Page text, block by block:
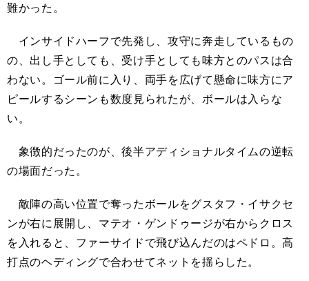
難かった。
インサイドハーフで先発し、攻守に奔走しているもの
の、出し手としても、受け手としても味方とのパスは合
わない。ゴール前に入り、両手を広げて懸命に味方にア
ピールするシーンも数度見られたが、ボールは入らな
い。
象徴的だったのが、後半アディショナルタイムの逆転
の場面だった。
敵陣の高い位置で奪ったボールをグスタフ・イサクセ
ンが右に展開し、マテオ・ゲンドゥージが右からクロス
を入れると、ファーサイドで飛び込んだのはペドロ。高
打点のヘディングで合わせてネットを揺らした。